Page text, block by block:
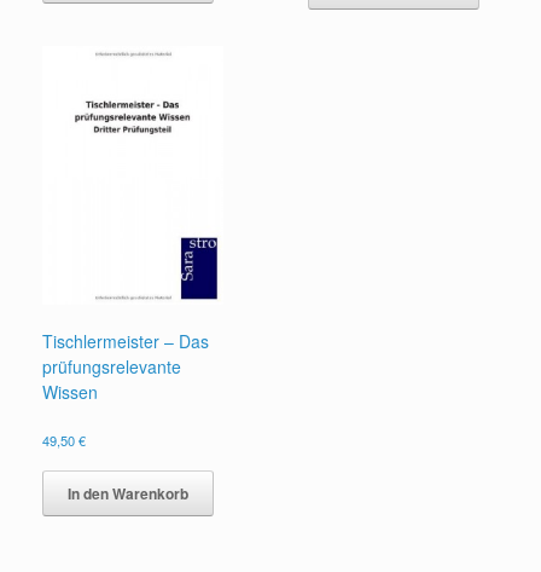
Tischlermeister – Das
prüfungsrelevante
Wissen
49,50€
In den Warenkorb